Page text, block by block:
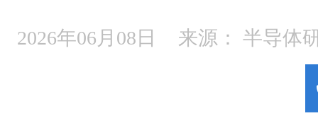
2026年06月08日 来源： 半导体